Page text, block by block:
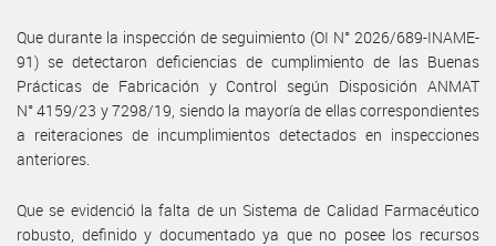
Que durante la inspección de seguimiento (OI N° 2026/689-INAME-
91) se detectaron deficiencias de cumplimiento de las Buenas
Prácticas de Fabricación y Control según Disposición ANMAT
N° 4159/23 y 7298/19, siendo la mayoría de ellas correspondientes
a reiteraciones de incumplimientos detectados en inspecciones
anteriores.
Que se evidenció la falta de un Sistema de Calidad Farmacéutico
robusto, definido y documentado ya que no posee los recursos